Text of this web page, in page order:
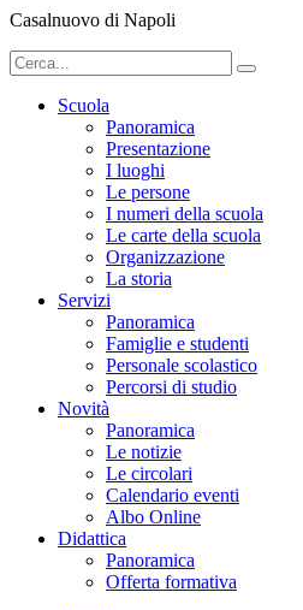
Casalnuovo di Napoli
Scuola
Panoramica
Presentazione
I luoghi
Le persone
I numeri della scuola
Le carte della scuola
Organizzazione
La storia
Servizi
Panoramica
Famiglie e studenti
Personale scolastico
Percorsi di studio
Novità
Panoramica
Le notizie
Le circolari
Calendario eventi
Albo Online
Didattica
Panoramica
Offerta formativa